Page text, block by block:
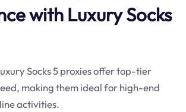
with Luxury Socks
Socks 5 proxies offer top-tier
making them ideal for high-end
activities.